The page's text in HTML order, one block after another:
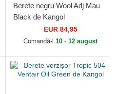
Berete negru Wool Adj Mau
Black de Kangol
EUR 84,95
Comandă-l 10 - 12 august